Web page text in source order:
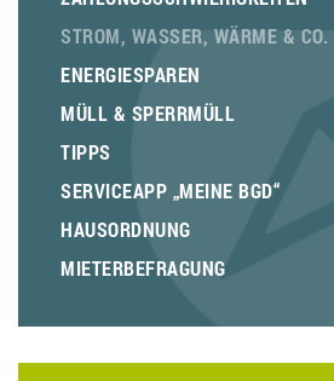
STROM, WASSER, WÄRME & CO.
ENERGIESPAREN
MÜLL & SPERRMÜLL
TIPPS
SERVICEAPP „MEINE BGD“
HAUSORDNUNG
MIETERBEFRAGUNG